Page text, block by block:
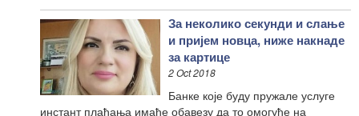
За неколико секунди и слање
и пријем новца, ниже накнаде
за картице
2 Oct 2018
Банке које буду пружале услуге
инстант плаћања имаће обавезу да то омогуће на